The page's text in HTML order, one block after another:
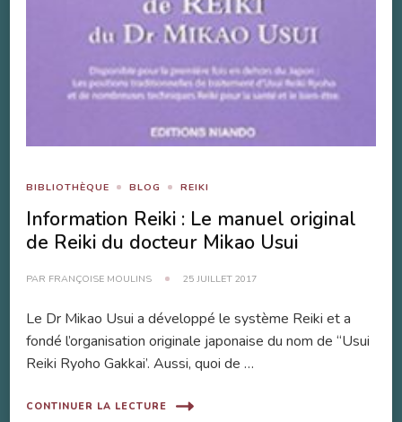
BIBLIOTHÈQUE BLOG REIKI
Information Reiki : Le manuel original
de Reiki du docteur Mikao Usui
PAR FRANÇOISE MOULINS 25 JUILLET 2017
Le Dr Mikao Usui a développé le système Reiki et a
fondé l’organisation originale japonaise du nom de “Usui
Reiki Ryoho Gakkai’. Aussi, quoi de …
CONTINUER LA LECTURE